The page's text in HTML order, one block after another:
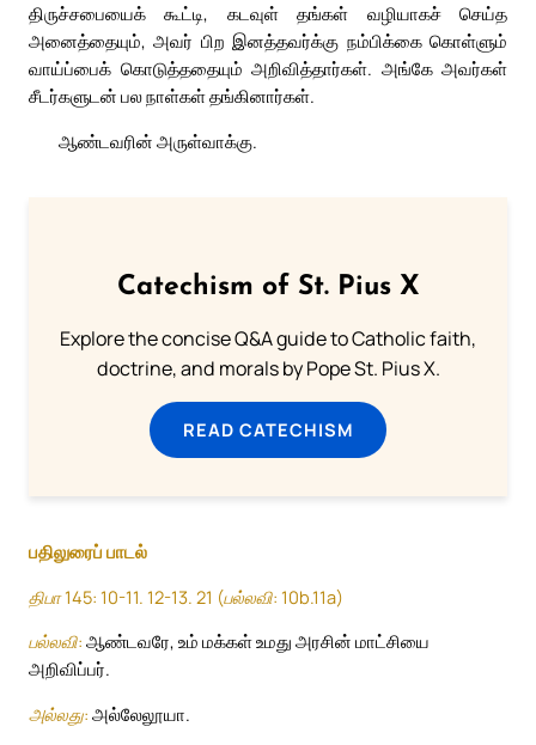
திருச்சபையைக் கூட்டி, கடவுள் தங்கள் வழியாகச் செய்த
அனைத்தையும், அவர் பிற இனத்தவர்க்கு நம்பிக்கை கொள்ளும்
வாய்ப்பைக் கொடுத்ததையும் அறிவித்தார்கள். அங்கே அவர்கள்
சீடர்களுடன் பல நாள்கள் தங்கினார்கள்.
ஆண்டவரின் அருள்வாக்கு.
Catechism of St. Pius X
Explore the concise Q&A guide to Catholic faith,
doctrine, and morals by Pope St. Pius X.
READ CATECHISM
பதிலுரைப் பாடல்
திபா 145: 10-11. 12-13. 21 (பல்லவி: 10b.11a)
பல்லவி: ஆண்டவரே, உம் மக்கள் உமது அரசின் மாட்சியை
அறிவிப்பர்.
அல்லது: அல்லேலூயா.